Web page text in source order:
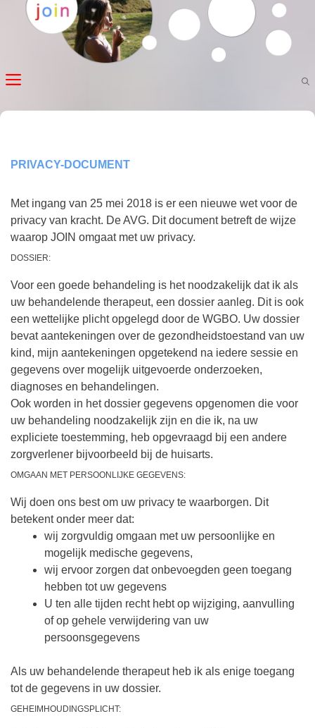
MENU
PRIVACY-DOCUMENT
Met ingang van 25 mei 2018 is er een nieuwe wet voor de
privacy van kracht. De AVG. Dit document betreft de wijze
waarop JOIN omgaat met uw privacy.
DOSSIER:
Voor een goede behandeling is het noodzakelijk dat ik als
uw behandelende therapeut, een dossier aanleg. Dit is ook
een wettelijke plicht opgelegd door de WGBO. Uw dossier
bevat aantekeningen over de gezondheidstoestand van uw
kind, mijn aantekeningen opgetekend na iedere sessie en
gegevens over mogelijk uitgevoerde onderzoeken,
diagnoses en behandelingen.
Ook worden in het dossier gegevens opgenomen die voor
uw behandeling noodzakelijk zijn en die ik, na uw
expliciete toestemming, heb opgevraagd bij een andere
zorgverlener bijvoorbeeld bij de huisarts.
OMGAAN MET PERSOONLIJKE GEGEVENS:
Wij doen ons best om uw privacy te waarborgen. Dit
betekent onder meer dat:
wij zorgvuldig omgaan met uw persoonlijke en
mogelijk medische gegevens,
wij ervoor zorgen dat onbevoegden geen toegang
hebben tot uw gegevens
U ten alle tijden recht hebt op wijziging, aanvulling
of op gehele verwijdering van uw
persoonsgegevens
Als uw behandelende therapeut heb ik als enige toegang
tot de gegevens in uw dossier.
GEHEIMHOUDINGSPLICHT: